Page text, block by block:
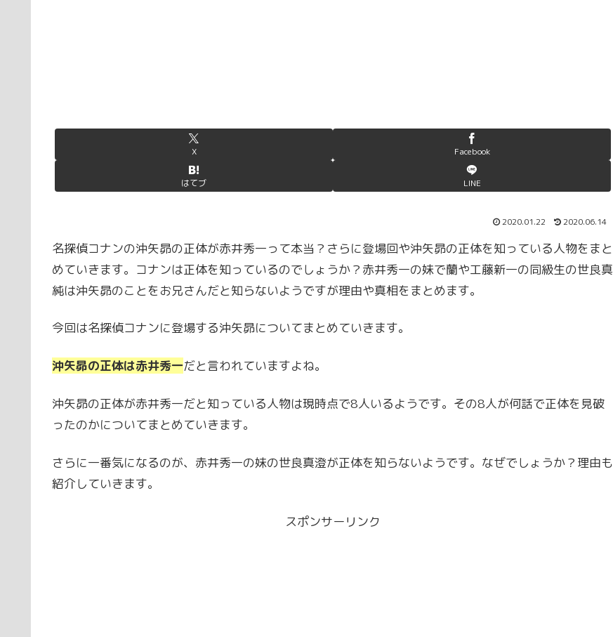
X Facebook
はてブ LINE
2020.01.22 2020.06.14
名探偵コナンの沖矢昴の正体が赤井秀一って本当？さらに登場回や沖矢昴の正体を知っている人物をまと
めていきます。コナンは正体を知っているのでしょうか？赤井秀一の妹で蘭や工藤新一の同級生の世良真
純は沖矢昴のことをお兄さんだと知らないようですが理由や真相をまとめます。
今回は名探偵コナンに登場する沖矢昴についてまとめていきます。
沖矢昴の正体は赤井秀一だと言われていますよね。
沖矢昴の正体が赤井秀一だと知っている人物は現時点で8人いるようです。その8人が何話で正体を見破
ったのかについてまとめていきます。
さらに一番気になるのが、赤井秀一の妹の世良真澄が正体を知らないようです。なぜでしょうか？理由も
紹介していきます。
スポンサーリンク